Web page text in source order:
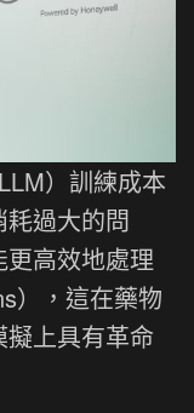
）訓練成本
過大的問
高效地處理
），這在藥物
上具有革命